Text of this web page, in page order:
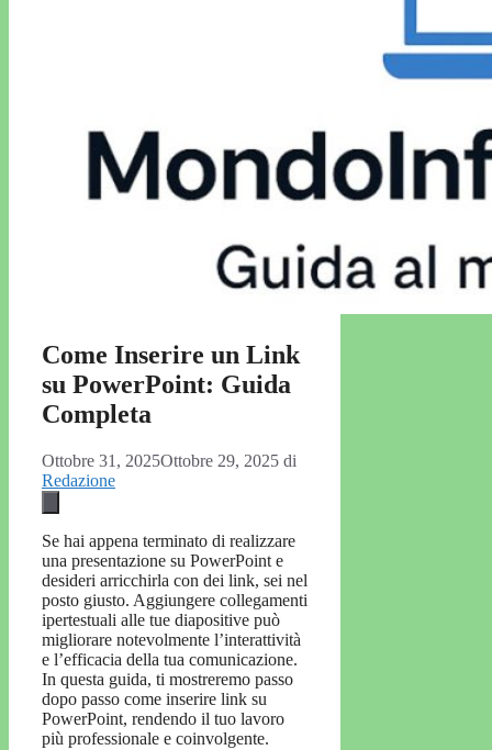
Come Inserire un Link
su PowerPoint: Guida
Completa
Ottobre 31, 2025Ottobre 29, 2025 di
Redazione
Se hai appena terminato di realizzare
una presentazione su PowerPoint e
desideri arricchirla con dei link, sei nel
posto giusto. Aggiungere collegamenti
ipertestuali alle tue diapositive può
migliorare notevolmente l’interattività
e l’efficacia della tua comunicazione.
In questa guida, ti mostreremo passo
dopo passo come inserire link su
PowerPoint, rendendo il tuo lavoro
più professionale e coinvolgente.